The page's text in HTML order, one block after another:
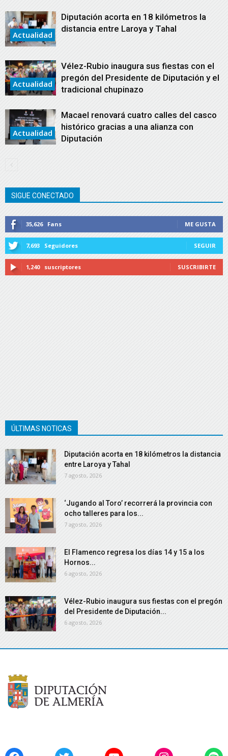
Actualidad
Diputación acorta en 18 kilómetros la
distancia entre Laroya y Tahal
Actualidad
Vélez-Rubio inaugura sus fiestas con el
pregón del Presidente de Diputación y el
tradicional chupinazo
Actualidad
Macael renovará cuatro calles del casco
histórico gracias a una alianza con
Diputación
SIGUE CONECTADO
35,626 Fans ME GUSTA
7,693 Seguidores SEGUIR
1,240 suscriptores SUSCRIBIRTE
ÚLTIMAS NOTICAS
Diputación acorta en 18 kilómetros la distancia
entre Laroya y Tahal
7 agosto, 2026
‘Jugando al Toro’ recorrerá la provincia con
ocho talleres para los...
7 agosto, 2026
El Flamenco regresa los días 14 y 15 a los
Hornos...
6 agosto, 2026
Vélez-Rubio inaugura sus fiestas con el pregón
del Presidente de Diputación...
6 agosto, 2026